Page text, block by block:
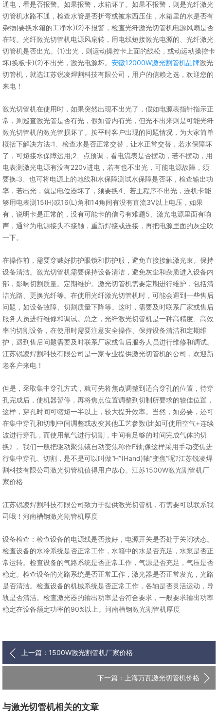
通电，看是否报警。如果报警，水箱坏了。如果不报警，则是光纤激光
切管机水路不通，检查水管是否折弯或被东西压住，水箱里的水是否有
杂物(要换水箱的工净水)(2)不报警，检查光纤激光切管机电源风扇是否
在转。光纤激光切管机电源风扇转，用电线短接激光电源的、光纤激光
切管机是否出光。(1)出光，则运动操控卡上面的线松，或动运动操控卡
坏(换板卡)(2)不出光，激光电源坏。 安徽12000W激光割管机品牌激光
切管机，就选江苏锐凌焊割科技有限公司，用户的信赖之选，欢迎您的
来电！
激光切管机在使用时，如果突然出现不出光了，假如电源表指针指示正
常，则巡查激光管是否有光，假如管内有光，但光不出来则是可能光纤
激光切管机的激光管损坏了。按平时客户出现的问题情况，为大家简单
概括下解决方法:1、检查水是否正常交替，让水正常交替，若水保障坏
了，可短接水保障运用;2、点预调，看电流表是否摆动，若不摆动，用
电表测激光电源有没有220v进电，若有也不出光，可能电源故障，须
要换:3、也可将电源上的地线和水保障测试水保障是否坏，检查输出功
率，若出光，就是电位器坏了，须要换4、若主程序不出光，连机卡能
够用电表测15(H)或16(L)角和14角间有没有直流3V以上电压，如果
有，说明卡是正常的，没有可能卡的信号有难题5、激光电源里面有响
声，通常为电源接头不接触，重新焊接或连接，再把电源里面的灰尘吹
一下。
在操作前，需要穿戴好防护眼镜和防护服，避免直接接触激光束。保持
设备清洁。激光切管机需要保持设备清洁，避免灰尘和杂质进入设备内
部，影响切割质量。定期维护。激光切管机需要定期进行维护，包括清
洁光路、更换光纤等。在使用光纤激光切管机时，可能会遇到一些售后
问题，如设备故障、切割质量下降等。这时，需要及时联系厂家或售后
服务人员进行维修和调试。总之，光纤激光切管机是一种高精度、高效
率的切割设备，在使用时需要注意安全操作、保持设备清洁和定期维
护，遇到售后问题需要及时联系厂家或售后服务人员进行维修和调试。
江苏锐凌焊割科技有限公司是一家专业提供激光切管机的公司，欢迎新
老客户来电！
但是，采取集中穿孔方式，就可先将焦点调整到适合穿孔的位置，待穿
孔完成后，使机器暂停，再将焦点位置调整到切制所要求的较佳位置，
这样，穿孔时间可缩短一半以上，较大提升效率。当然，如必要，还可
在集中穿孔和切制中间调整或改变其他工艺参数(比如可使用空气+连续
波进行穿孔，而使用氧气进行切割，中间有足够的时间完成气体的切
换》。我们一般把驱动聚焦镜自动变焦称作F轴;像这样采用手动变焦进
行集中穿孔、切割，是不是可以叫做“H”(Hand)轴“变焦”呢?江苏锐凌焊
割科技有限公司激光切管机值得用户放心。江苏1500W激光割管机厂
家价格
江苏锐凌焊割科技有限公司致力于提供激光切管机，有需要可以联系我
司哦！河南槽钢激光割管机厚度
设备检查：检查设备的电源线是否接好，电源开关是否处于关闭状态。
检查设备的水冷系统是否正常工作，水箱中的水是否充足，水泵是否正
常运转。检查设备的气路系统是否正常工作，气源是否充足，气压是否
稳定。检查设备的光路系统是否正常工作，激光器是否正常发光，光路
是否清洁。检查设备的机械系统是否正常工作，各轴是否灵活运动，导
轨是否清洁。检查激光器的输出功率是否符合要求，一般要求输出功率
稳定在设备额定功率的90%以上。河南槽钢激光割管机厚度
上一篇：1500W激光割管机厂家价格
下一篇：上海万瓦激光切管机价格
与激光切管机相关的文章